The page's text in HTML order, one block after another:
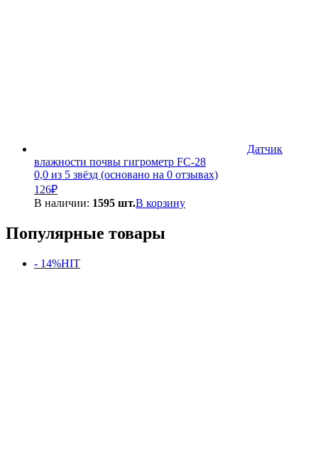
Датчик
влажности почвы гигрометр FC-28
0,0 из 5 звёзд (основано на 0 отзывах)
126₽
В наличии: 1595 шт.В корзину
Популярные товары
- 14%HIT